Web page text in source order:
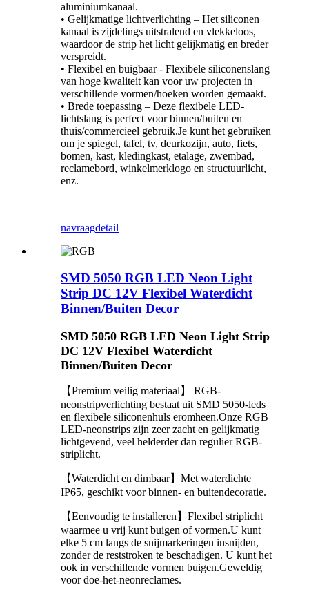
aluminiumkanaal.
• Gelijkmatige lichtverlichting – Het siliconen
kanaal is zijdelings uitstralend en vlekkeloos,
waardoor de strip het licht gelijkmatig en breder
verspreidt.
• Flexibel en buigbaar - Flexibele siliconenslang
van hoge kwaliteit kan voor uw projecten in
verschillende vormen/hoeken worden gemaakt.
• Brede toepassing – Deze flexibele LED-
lichtslang is perfect voor binnen/buiten en
thuis/commercieel gebruik.Je kunt het gebruiken
om je spiegel, tafel, tv, deurkozijn, auto, fiets,
bomen, kast, kledingkast, etalage, zwembad,
reclamebord, winkelmerklogo en structuurlicht,
enz.
navraagdetail
SMD 5050 RGB LED Neon Light
Strip DC 12V Flexibel Waterdicht
Binnen/Buiten Decor
SMD 5050 RGB LED Neon Light Strip
DC 12V Flexibel Waterdicht
Binnen/Buiten Decor
【Premium veilig materiaal】 RGB-
neonstripverlichting bestaat uit SMD 5050-leds
en flexibele siliconenhuls eromheen.Onze RGB
LED-neonstrips zijn zeer zacht en gelijkmatig
lichtgevend, veel helderder dan regulier RGB-
striplicht.
【Waterdicht en dimbaar】Met waterdichte
IP65, geschikt voor binnen- en buitendecoratie.
【Eenvoudig te installeren】Flexibel striplicht
waarmee u vrij kunt buigen of vormen.U kunt
elke 5 cm langs de snijmarkeringen insnijden,
zonder de reststroken te beschadigen. U kunt het
ook in verschillende vormen buigen.Geweldig
voor doe-het-neonreclames.